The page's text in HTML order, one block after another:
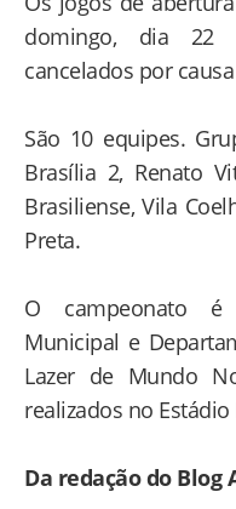
domingo, dia 22
cancelados por
São 10 equipes.
Brasília 2, Renato
Brasiliense, Vila
Preta.
O campeonato é
Municipal e
Lazer de Mundo
realizados no Estádio
Da redação do Blog